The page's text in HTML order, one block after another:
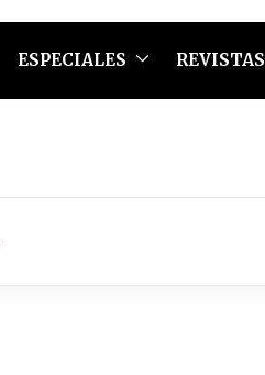
ESPECIALES REVISTAS